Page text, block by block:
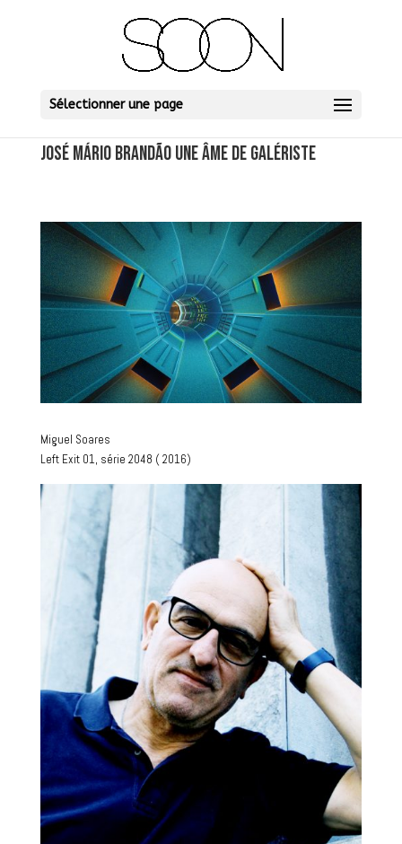
Sélectionner une page
JOSÉ MÁRIO BRANDÃO Une âme de Galériste
Miguel Soares
Left Exit 01, série 2048 ( 2016)